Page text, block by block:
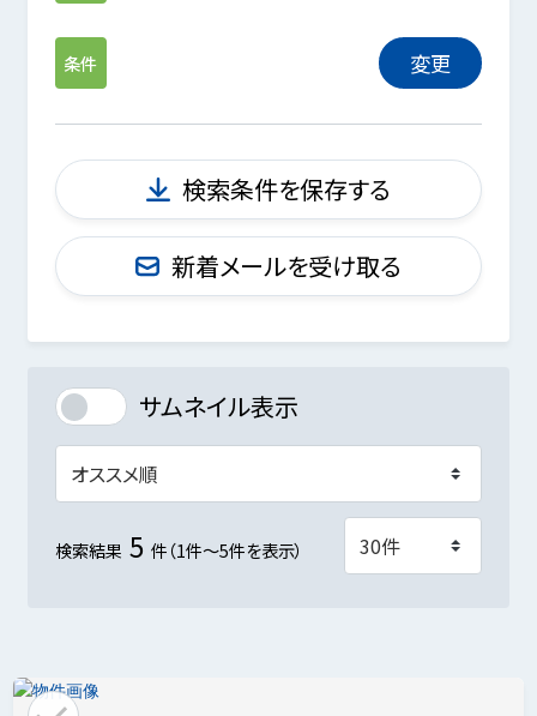
条件 変更
検索条件を保存する
新着メールを受け取る
サムネイル表示
検索結果 5 件（1件～5件を表示）